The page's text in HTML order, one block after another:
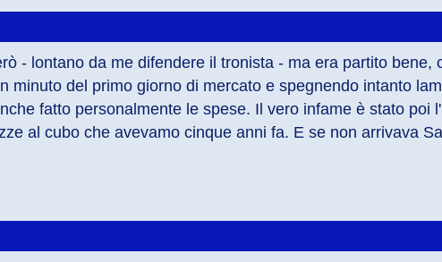
- lontano da me difendere il tronista - ma era partito bene,
minuto del primo giorno di mercato e spegnendo intanto
fatto personalmente le spese. Il vero infame è stato poi
al cubo che avevamo cinque anni fa. E se non arrivava